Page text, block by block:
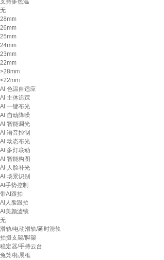
支持多色温
无
28mm
26mm
25mm
24mm
23mm
22mm
>28mm
<22mm
AI 色温自适应
AI 主体追踪
AI 一键布光
AI 自动降噪
AI 智能调光
AI 语音控制
AI 动态布光
AI 多灯联动
AI 智能构图
AI 人脸补光
AI 场景识别
AI手势控制
带AI跟拍
AI人脸跟拍
AI美颜滤镜
无
滑轨/电动滑轨/延时滑轨
拍摄支架/脚架
稳定器/手持云台
兔笼/拓展框